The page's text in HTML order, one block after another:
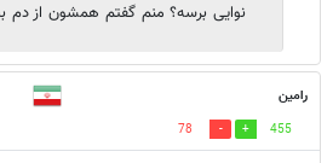
نوایی برسه؟ منم گفتم همشون از
رامين
455
78